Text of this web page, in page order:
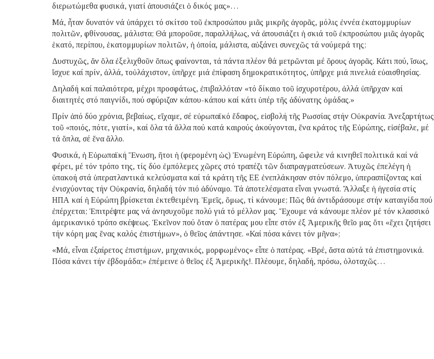
διερωτώμεθα φυσικά, γιατί ἀπουσιάζει ὁ δικός μας»…
Μά, ἦταν δυνατόν νά ὑπάρχει τό σκίτσο τοῦ ἐκπροσώπου μιᾶς μικρῆς ἀγορᾶς, μόλις ἐννέα ἑκατομμυρίων
πολιτῶν, φθίνουσας, μάλιστα; Θά μποροῦσε, παραλλήλως, νά ἀπουσιάζει ἡ σκιά τοῦ ἐκπροσώπου μιᾶς ἀγορᾶς
ἑκατό, περίπου, ἑκατομμυρίων πολιτῶν, ἡ ὁποία, μάλιστα, αὐξάνει συνεχῶς τά νούμερά της;
Δυστυχῶς, ἄν ὅλα ἐξελιχθοῦν ὅπως φαίνονται, τά πάντα πλέον θά μετρῶνται μέ ὅρους ἀγορᾶς. Κάτι πού, ἴσως,
ἴσχυε καί πρίν, ἀλλά, τοὐλάχιστον, ὑπῆρχε μιά ἐπίφαση δημοκρατικότητος, ὑπῆρχε μιά πινελιά εὐαισθησίας.
Δηλαδή καί παλαιότερα, μέχρι προσφάτως, ἐπιβαλλόταν «τό δίκαιο τοῦ ἰσχυροτέρου, ἀλλά ὑπῆρχαν καί
διαιτητές στό παιγνίδι, πού σφύριζαν κάπου-κάπου καί κάτι ὑπέρ τῆς ἀδύνατης ὁμάδας.»
Πρίν ἀπό δύο χρόνια, βεβαίως, εἴχαμε, σέ εὐρωπαϊκό ἔδαφος, εἰσβολή τῆς Ρωσσίας στήν Οὐκρανία. Ἀνεξαρτήτως
τοῦ «ποιός, πότε, γιατί», καί ὅλα τά ἄλλα πού κατά καιρούς ἀκούγονται, ἕνα κράτος τῆς Εὐρώπης, εἰσέβαλε, μέ
τά ὅπλα, σέ ἕνα ἄλλο.
Φυσικά, ἡ Εὐρωπαϊκή Ἕνωση, ἤτοι ἡ (φερομένη ὡς) Ἑνωμένη Εὐρώπη, ὤφειλε νά κινηθεῖ πολιτικά καί νά
φέρει, μέ τόν τρόπο της, τίς δύο ἐμπόλεμες χῶρες στό τραπέζι τῶν διαπραγματεύσεων. Ἀτυχῶς ἐπελέγη ἡ
ὑπακοή στά ὑπερατλαντικά κελεύσματα καί τά κράτη τῆς ΕΕ ἐνεπλάκησαν στόν πόλεμο, ὑπερασπίζοντας καί
ἐνισχύοντας τήν Οὐκρανία, δηλαδή τόν πιό ἀδύναμο. Τά ἀποτελέσματα εἶναι γνωστά. Ἄλλαξε ἡ ἡγεσία στίς
ΗΠΑ καί ἡ Εὐρώπη βρίσκεται ἐκτεθειμένη. Ἐμεῖς, ὅμως, τί κάνουμε; Πῶς θά ἀντιδράσουμε στήν καταιγίδα πού
ἐπέρχεται; Ἐπιτρέψτε μας νά ἀνησυχοῦμε πολύ γιά τό μέλλον μας. Ἔχουμε νά κάνουμε πλέον μέ τόν κλασσικό
ἀμερικανικό τρόπο σκέψεως. Ἐκεῖνον πού ὅταν ὁ πατέρας μου εἶπε στόν ἐξ Ἀμερικῆς θεῖο μας ὅτι «ἔχει ζητήσει
τήν κόρη μας ἕνας καλός ἐπιστήμων», ὁ θεῖος ἀπάντησε. «Καί πόσα κάνει τόν μῆνα»;
«Μά, εἶναι ἐξαίρετος ἐπιστήμων, μηχανικός, μορφωμένος» εἶπε ὁ πατέρας. «Βρέ, ἄστα αὐτά τά ἐπιστημονικά.
Πόσα κάνει τήν ἑβδομάδα;» ἐπέμεινε ὁ θεῖος ἐξ Ἀμερικῆς!. Πλέουμε, δηλαδή, πρόσω, ὁλοταχῶς…